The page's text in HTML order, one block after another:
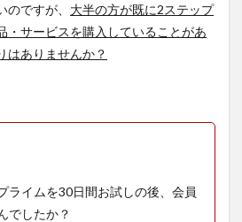
のですが、 大半の方が既に2ステップ
・サービスを購入していることがあ
はありませんか？
ライムを30日間お試しの後、会員
でしたか？